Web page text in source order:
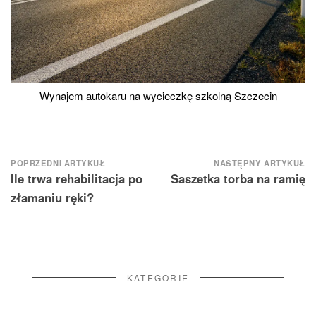
Wynajem autokaru na wycieczkę szkolną Szczecin
Nawigacja
wpisu
POPRZEDNI ARTYKUŁ
Ile trwa rehabilitacja po
złamaniu ręki?
NASTĘPNY ARTYKUŁ
Saszetka torba na ramię
KATEGORIE